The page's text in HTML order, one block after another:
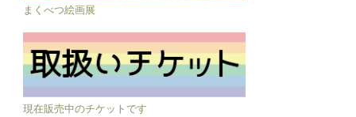
まくべつ絵画展
現在販売中のチケットです